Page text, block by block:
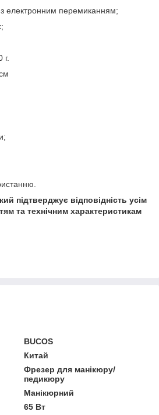
електронним перемиканням;
г.
підтверджує відповідність усім
та технічним характеристикам
BUCOS
Китай
Фрезер для манікюру/
педикюру
Манікюрний
65 Вт